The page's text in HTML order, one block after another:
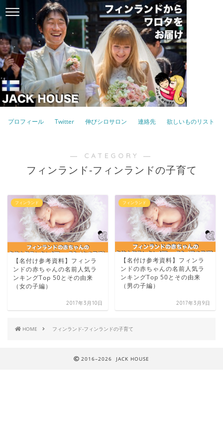
プロフィール Twitter 伸びシロサロン 連絡先 欲しいものリスト
― CATEGORY ―
フィンランド-フィンランドの子育て
フィンランド
【名付け参考資料】フィンラ
ンドの赤ちゃんの名前人気ラ
ンキングTop 50とその由来
（女の子編）
2017年3月10日
フィンランド
【名付け参考資料】フィンラ
ンドの赤ちゃんの名前人気ラ
ンキングTop 50とその由来
（男の子編）
2017年3月9日
HOME フィンランド-フィンランドの子育て
2016–2026 JACK HOUSE